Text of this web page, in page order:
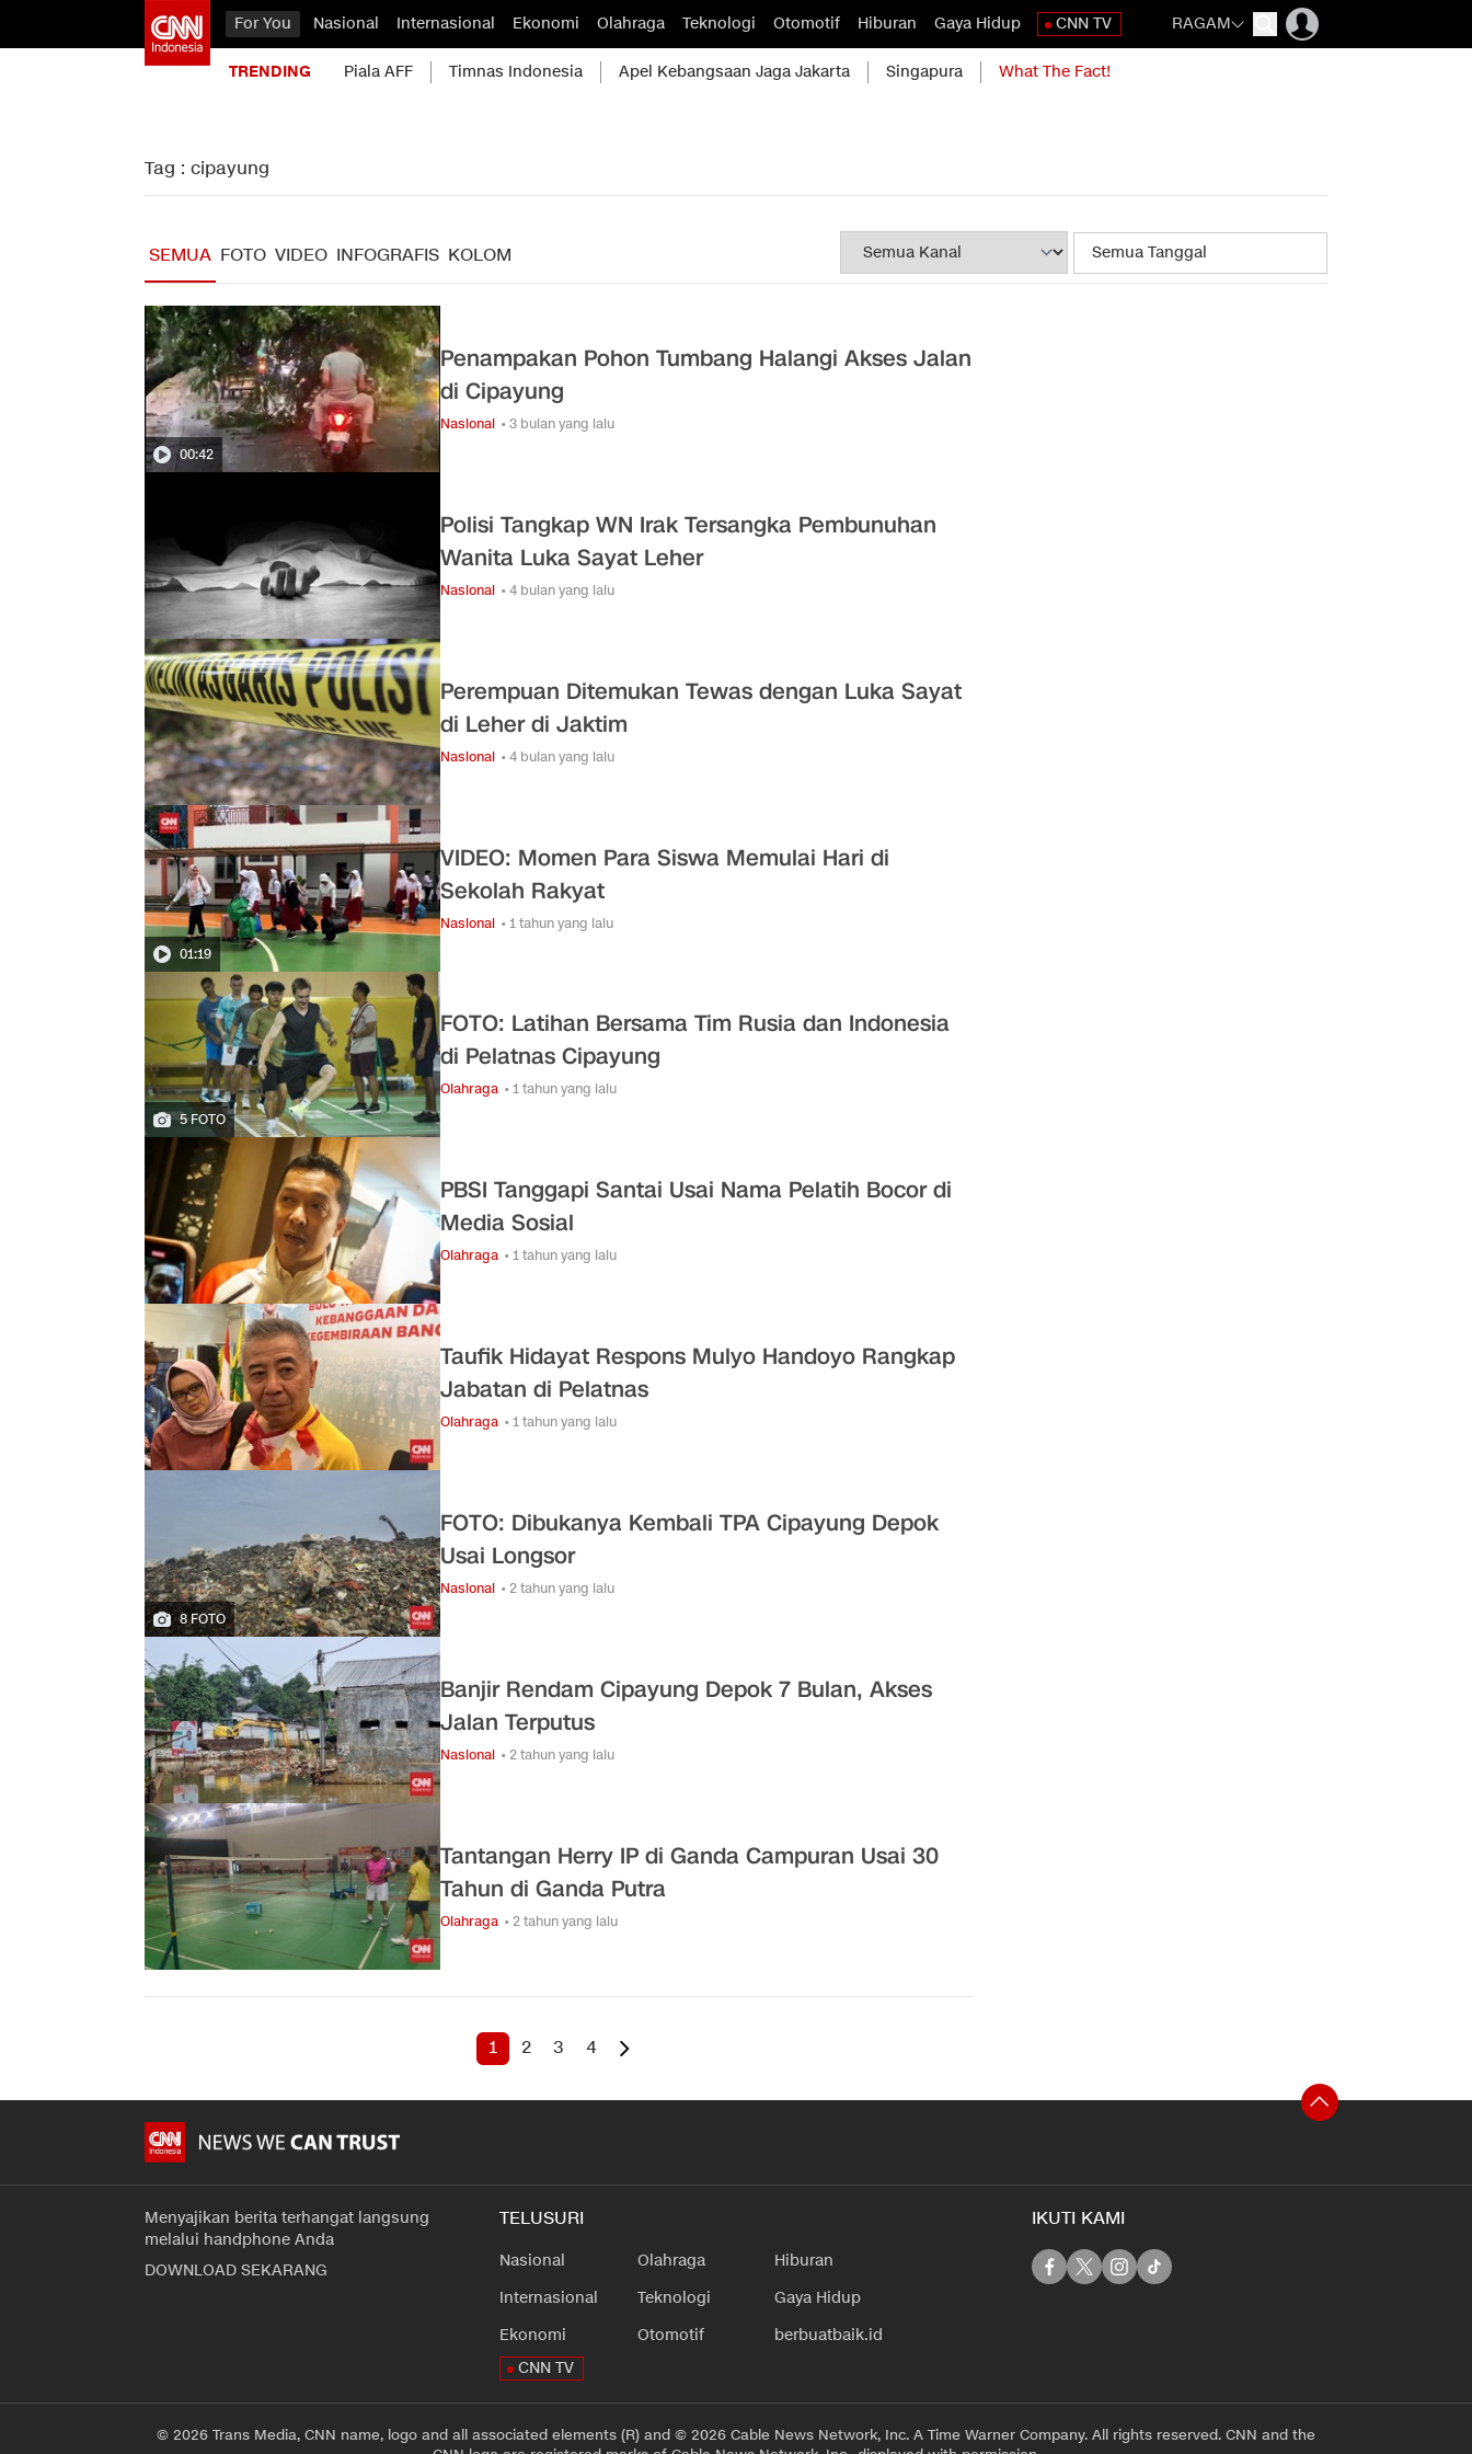
For You Nasional Internasional Ekonomi Olahraga Teknologi Otomotif Hiburan Gaya Hidup CNN TV RAGAM
TRENDING Piala AFF Timnas Indonesia Apel Kebangsaan Jaga Jakarta Singapura What The Fact!
Tag : cipayung
SEMUA FOTO VIDEO INFOGRAFIS KOLOM
00:42
Penampakan Pohon Tumbang Halangi Akses Jalan
di Cipayung
Nasional • 3 bulan yang lalu
Polisi Tangkap WN Irak Tersangka Pembunuhan
Wanita Luka Sayat Leher
Nasional • 4 bulan yang lalu
Perempuan Ditemukan Tewas dengan Luka Sayat
di Leher di Jaktim
Nasional • 4 bulan yang lalu
01:19
VIDEO: Momen Para Siswa Memulai Hari di
Sekolah Rakyat
Nasional • 1 tahun yang lalu
5 FOTO
FOTO: Latihan Bersama Tim Rusia dan Indonesia
di Pelatnas Cipayung
Olahraga • 1 tahun yang lalu
PBSI Tanggapi Santai Usai Nama Pelatih Bocor di
Media Sosial
Olahraga • 1 tahun yang lalu
Taufik Hidayat Respons Mulyo Handoyo Rangkap
Jabatan di Pelatnas
Olahraga • 1 tahun yang lalu
8 FOTO
FOTO: Dibukanya Kembali TPA Cipayung Depok
Usai Longsor
Nasional • 2 tahun yang lalu
Banjir Rendam Cipayung Depok 7 Bulan, Akses
Jalan Terputus
Nasional • 2 tahun yang lalu
Tantangan Herry IP di Ganda Campuran Usai 30
Tahun di Ganda Putra
Olahraga • 2 tahun yang lalu
1 2 3 4
Menyajikan berita terhangat langsung
melalui handphone Anda
DOWNLOAD SEKARANG
TELUSURI
Nasional
Internasional
Ekonomi
Olahraga
Teknologi
Otomotif
Hiburan
Gaya Hidup
berbuatbaik.id
CNN TV
IKUTI KAMI
© 2026 Trans Media, CNN name, logo and all associated elements (R) and © 2026 Cable News Network, Inc. A Time Warner Company. All rights reserved. CNN and the